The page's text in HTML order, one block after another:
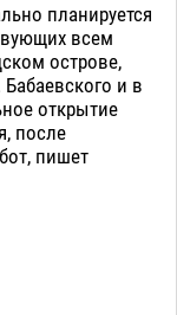
планируется
всем
острове,
и в
открытие
после
пишет